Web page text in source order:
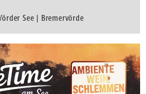
See | Bremervörde